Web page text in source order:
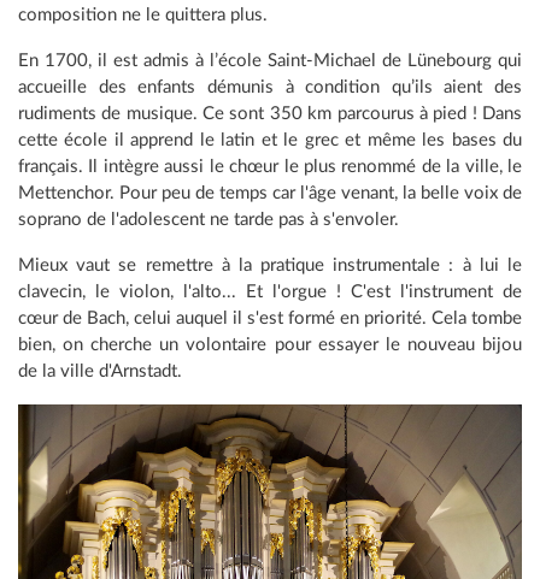
composition ne le quittera plus.
En 1700, il est admis à l’école Saint-Michael de Lünebourg qui
accueille des enfants démunis à condition qu’ils aient des
rudiments de musique. Ce sont 350 km parcourus à pied ! Dans
cette école il apprend le latin et le grec et même les bases du
français. Il intègre aussi le chœur le plus renommé de la ville, le
Mettenchor. Pour peu de temps car l'âge venant, la belle voix de
soprano de l'adolescent ne tarde pas à s'envoler.
Mieux vaut se remettre à la pratique instrumentale : à lui le
clavecin, le violon, l'alto... Et l'orgue ! C'est l'instrument de
cœur de Bach, celui auquel il s'est formé en priorité. Cela tombe
bien, on cherche un volontaire pour essayer le nouveau bijou
de la ville d'Arnstadt.